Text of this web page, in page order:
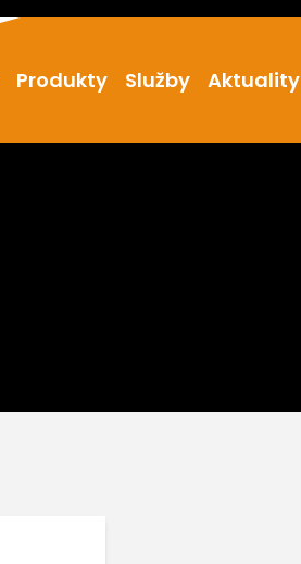
Produkty Služby Aktuality